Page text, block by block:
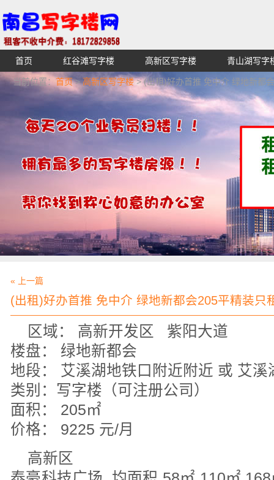
【不收中介费】南昌写字楼出租租赁招租出售,找高端高
湖青云谱写字楼
首页 红谷滩写字楼 高新区写字楼 青山湖写字
当前位置： 首页>高新区写字楼> (出租)好办首推 免中介 绿地新都
« 上一篇
(出租)好办首推 免中介 绿地新都会205平精装只
区域： 高新开发区 紫阳大道
楼盘： 绿地新都会
地段： 艾溪湖地铁口附近附近 或 艾溪
类别：写字楼（可注册公司）
面积： 205㎡
价格： 9225 元/月
高新区